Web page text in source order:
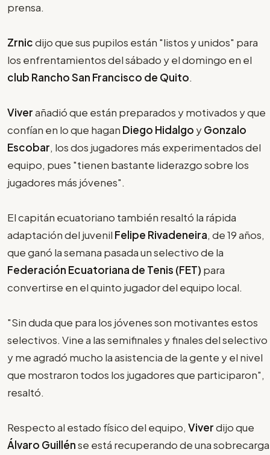
prensa.
Zrnicdijo que sus pupilos están "listos y unidos" para
los enfrentamientos del sábado y el domingo en el
club Rancho San Francisco de Quito.
Viverañadió que están preparados y motivados y que
confían en lo que hagan Diego Hidalgo yGonzalo
Escobar, los dos jugadores más experimentados del
equipo, pues "tienen bastante liderazgo sobre los
jugadores más jóvenes".
El capitán ecuatoriano también resaltó la rápida
adaptación del juvenil Felipe Rivadeneira, de 19 años,
que ganó la semana pasada un selectivo de la
Federación Ecuatoriana de Tenis (FET) para
convertirse en el quinto jugador del equipo local.
"Sin duda que para los jóvenes son motivantes estos
selectivos. Vine a las semifinales y finales del selectivo
y me agradó mucho la asistencia de la gente y el nivel
que mostraron todos los jugadores que participaron",
resaltó.
Respecto al estado físico del equipo, Viverdijo que
Álvaro Guillénse está recuperando de una sobrecarga